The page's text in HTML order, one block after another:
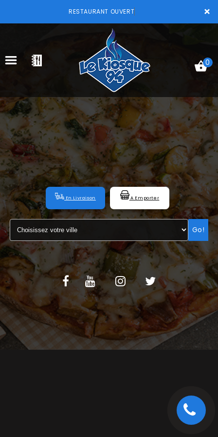
×
RESTAURANT OUVERT
ACCUEIL
LA CARTE
VOTRE COMPTE
NOTRE RESTAURANT
VOS AVIS
MENTIONS LÉGALES
C.G.V
0
En Livraison A Emporter
Go!